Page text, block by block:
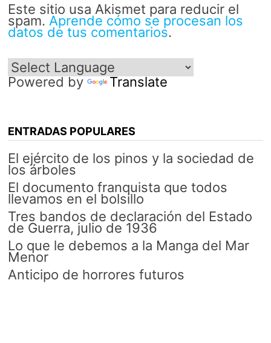
Este sitio usa Akismet para reducir el
spam. Aprende cómo se procesan los
datos de tus comentarios.
Powered by Translate
ENTRADAS POPULARES
El ejército de los pinos y la sociedad de
los árboles
El documento franquista que todos
llevamos en el bolsillo
Tres bandos de declaración del Estado
de Guerra, julio de 1936
Lo que le debemos a la Manga del Mar
Menor
Anticipo de horrores futuros